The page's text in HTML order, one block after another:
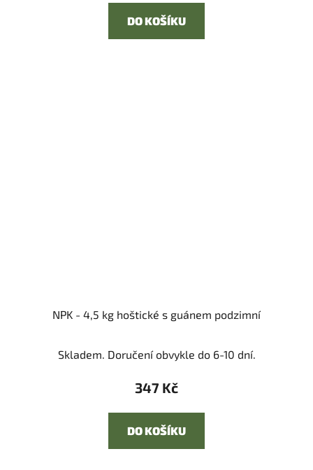
DO KOŠÍKU
NPK - 4,5 kg hoštické s guánem podzimní
Skladem. Doručení obvykle do 6-10 dní.
347 Kč
DO KOŠÍKU